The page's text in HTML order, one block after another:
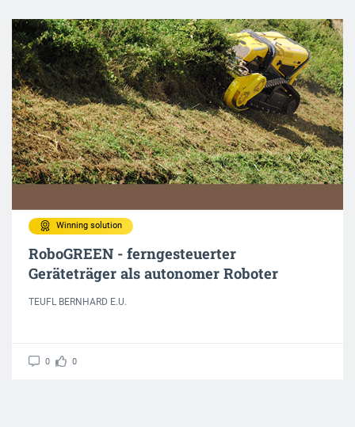
Winning solution
RoboGREEN - ferngesteuerter
Geräteträger als autonomer Roboter
TEUFL BERNHARD E.U.
0 0